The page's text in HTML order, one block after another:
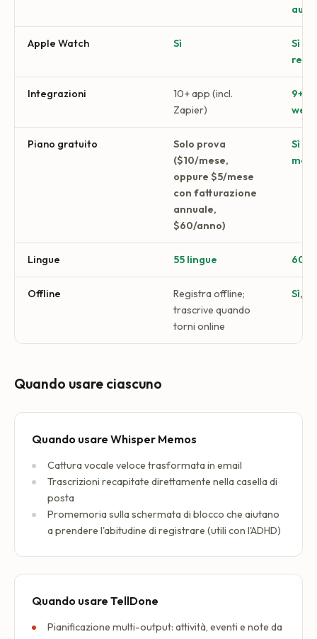
Apple Watch Sì
Sì
Integrazioni
10+ app (incl.
Zapier)
9+
Piano gratuito
Solo prova
($10/mese,
oppure $5/mese
con fatturazione
annuale,
$60/anno)
Sì
Lingue 55 lingue 60+
Offline
Registra offline;
trascrive quando
torni online
Sì, a
Quando usare ciascuno
Quando usare Whisper Memos
Cattura vocale veloce trasformata in email
Trascrizioni recapitate direttamente nella casella di
posta
Promemoria sulla schermata di blocco che aiutano
a prendere l'abitudine di registrare (utili con l'ADHD)
Quando usare TellDone
Pianificazione multi-output: attività, eventi e note da